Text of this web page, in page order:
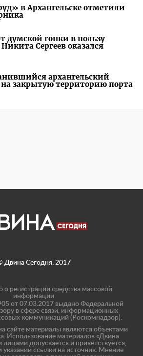
в Архангельске отметили
думской гонки в пользу
Сергеев оказался
архангельский
закрытую территорию порта
Двина Сегодня, 2017
о регистрации средства массовой
информации
от 07.03.2017 выдано Федеральной
в сфере связи, информационных
коммуникаций (Роскомнадзор).
сайте материалы являются объектами
Использование материалов «Двина
лицами допускается и приветствуется,
указании ссылки на источник. Мнение